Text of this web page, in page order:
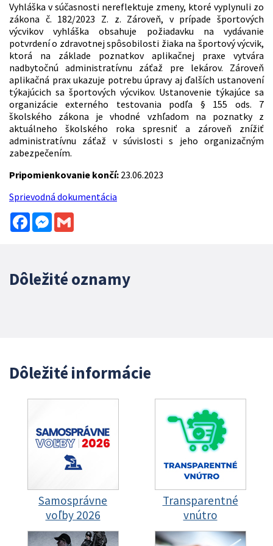
Vyhláška v súčasnosti nereflektuje zmeny, ktoré vyplynuli zo
zákona č. 182/2023 Z. z. Zároveň, v prípade športových
výcvikov vyhláška obsahuje požiadavku na vydávanie
potvrdení o zdravotnej spôsobilosti žiaka na športový výcvik,
ktorá na základe poznatkov aplikačnej praxe vytvára
nadbytočnú administratívnu záťaž pre lekárov. Zároveň
aplikačná prax ukazuje potrebu úpravy aj ďalších ustanovení
týkajúcich sa športových výcvikov. Ustanovenie týkajúce sa
organizácie externého testovania podľa § 155 ods. 7
školského zákona je vhodné vzhľadom na poznatky z
aktuálneho školského roka spresniť a zároveň znížiť
administratívnu záťaž v súvislosti s jeho organizačným
zabezpečením.
Pripomienkovanie končí: 23.06.2023
Sprievodná dokumentácia
FacebookMessenger
Dôležité oznamy
Dôležité informácie
Samosprávne
voľby 2026
Transparentné
vnútro